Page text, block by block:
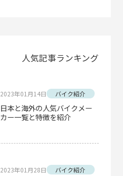
人気記事ランキング
2023年01月14日 バイク紹介
日本と海外の人気バイクメー
カー一覧と特徴を紹介
2023年01月28日 バイク紹介